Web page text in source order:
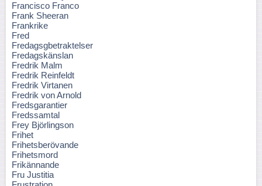
Francisco Franco
Frank Sheeran
Frankrike
Fred
Fredagsgbetraktelser
Fredagskänslan
Fredrik Malm
Fredrik Reinfeldt
Fredrik Virtanen
Fredrik von Arnold
Fredsgarantier
Fredssamtal
Frey Björlingson
Frihet
Frihetsberövande
Frihetsmord
Frikännande
Fru Justitia